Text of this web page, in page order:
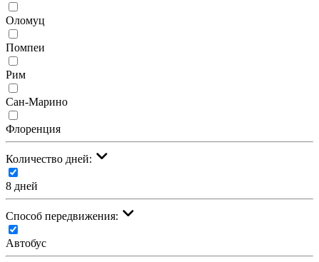
Оломуц
Помпеи
Рим
Сан-Марино
Флоренция
Количество дней:
8 дней
Cпособ передвижения:
Автобус